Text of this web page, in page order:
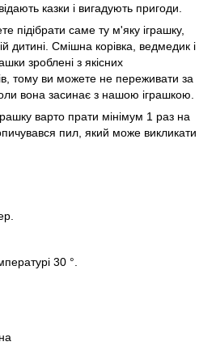
казки і вигадують пригоди.
підібрати саме ту м'яку іграшку,
дитині. Смішна корівка, ведмедик і
зроблені з якісних
тому ви можете не переживати за
вона засинає з нашою іграшкою.
варто прати мінімум 1 раз на
пил, який може викликати
30 °.